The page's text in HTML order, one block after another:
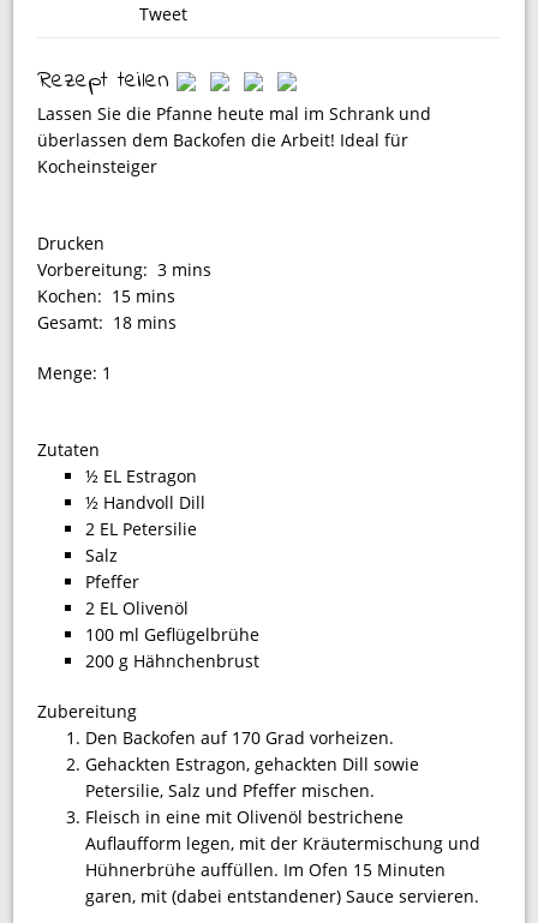
Tweet
Rezept teilen
Lassen Sie die Pfanne heute mal im Schrank und
überlassen dem Backofen die Arbeit! Ideal für
Kocheinsteiger
Drucken
Vorbereitung:3 mins
Kochen: 15 mins
Gesamt: 18 mins
Menge: 1
Zutaten
½ EL Estragon
½ Handvoll Dill
2 EL Petersilie
Salz
Pfeffer
2 EL Olivenöl
100 ml Geflügelbrühe
200 g Hähnchenbrust
Zubereitung
Den Backofen auf 170 Grad vorheizen.
Gehackten Estragon, gehackten Dill sowie
Petersilie, Salz und Pfeffer mischen.
Fleisch in eine mit Olivenöl bestrichene
Auflaufform legen, mit der Kräutermischung und
Hühnerbrühe auffüllen. Im Ofen 15 Minuten
garen, mit (dabei entstandener) Sauce servieren.